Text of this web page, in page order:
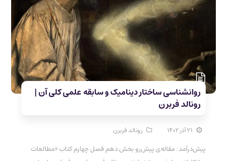
روانشناسی ساختار دینامیک و سابقه علمی کلی آن |
رونالد فربرن
۲۱ آذر ۱۴۰۲ رونالد فربرن
پیش‌درآمد: مقاله‌ی پیش‌رو بخش دهم فصل چهارم کتاب «مطالعات